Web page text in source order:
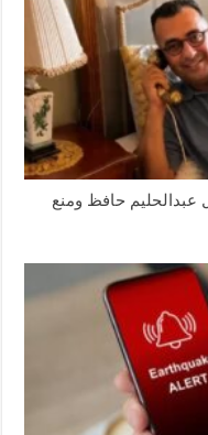
حافظ ومنع